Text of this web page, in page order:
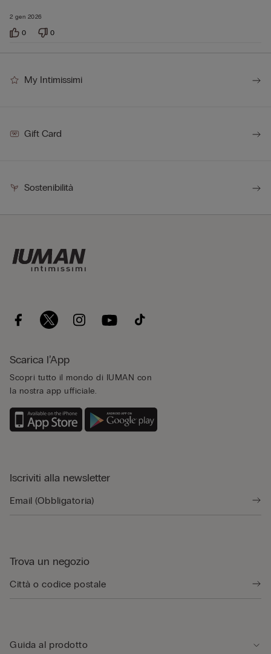
2 gen 2026
0 0
My Intimissimi
Gift Card
Sostenibilità
Scarica l’App
Scopri tutto il mondo di IUMAN con
la nostra app ufficiale.
Iscriviti alla newsletter
Trova un negozio
Guida al prodotto